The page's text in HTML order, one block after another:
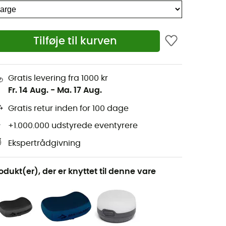
Tilføje til kurven
Gratis levering fra 1000 kr
Fr. 14 Aug. - Ma. 17 Aug.
Gratis retur inden for 100 dage
+1.000.000 udstyrede eventyrere
Ekspertrådgivning
der er knyttet til denne vare